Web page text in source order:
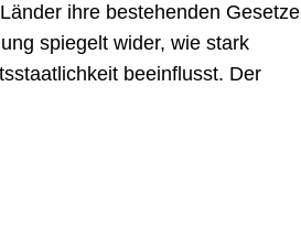
ihre bestehenden Gesetze
spiegelt wider, wie stark
beeinflusst. Der